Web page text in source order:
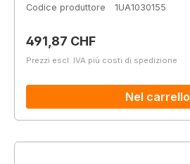
Codice produttore
1UA1030155
Prezzo normale:
491,87 CHF
Prezzi escl. IVA più costi di spedizione
Nel carrello